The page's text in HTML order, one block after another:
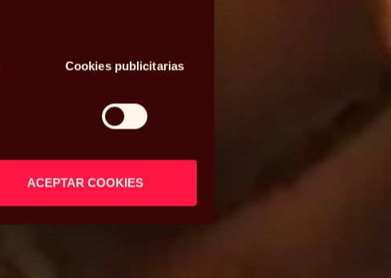
Cookies publicitarias
ACEPTAR COOKIES